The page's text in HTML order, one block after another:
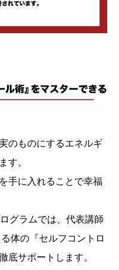
のものにするエネルギ
す。
手に入れることで幸福
ラムでは、代表講師
体の『セルフコントロ
底サポートします。